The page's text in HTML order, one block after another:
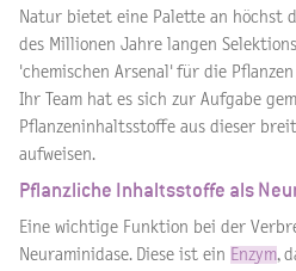
Natur bietet eine Palette an höchst
des Millionen Jahre langen
'chemischen Arsenal' für die
Ihr Team hat es sich zur Aufgabe
Pflanzeninhaltsstoffe aus dieser
aufweisen.
Pflanzliche Inhaltsstoffe als
Eine wichtige Funktion bei der
Neuraminidase. Diese ist ein Enzym,